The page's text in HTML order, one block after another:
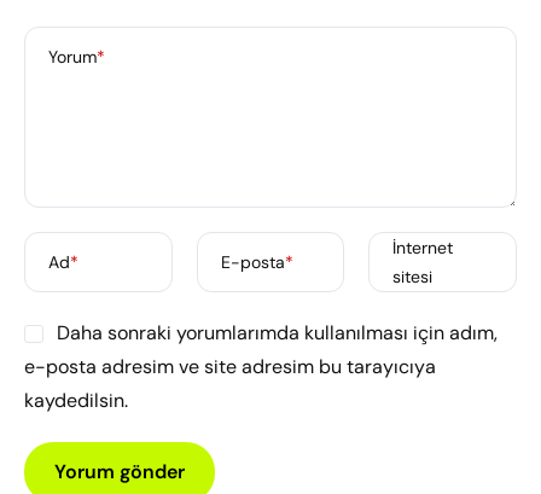
Yorum*
Ad* E-posta*
İnternet
sitesi
Daha sonraki yorumlarımda kullanılması için adım,
e-posta adresim ve site adresim bu tarayıcıya
kaydedilsin.